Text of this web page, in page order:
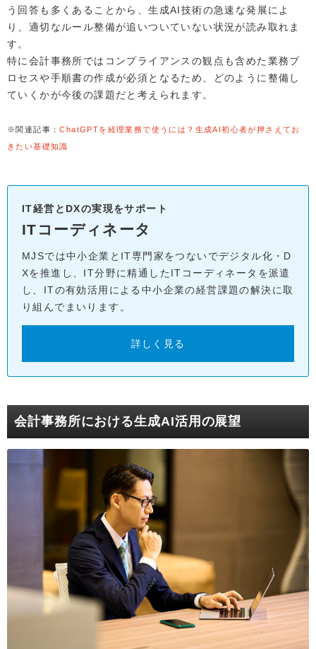
う回答も多くあることから、生成AI技術の急速な発展によ
り、適切なルール整備が追いついていない状況が読み取れま
す。
特に会計事務所ではコンプライアンスの観点も含めた業務プ
ロセスや手順書の作成が必須となるため、どのように整備し
ていくかが今後の課題だと考えられます。
※関連記事：ChatGPTを経理業務で使うには？生成AI初心者が押さえてお
きたい基礎知識
IT経営とDXの実現をサポート
ITコーディネータ
MJSでは中小企業とIT専門家をつないでデジタル化・D
Xを推進し、IT分野に精通したITコーディネータを派遣
し、ITの有効活用による中小企業の経営課題の解決に取
り組んでまいります。
詳しく見る
会計事務所における生成AI活用の展望